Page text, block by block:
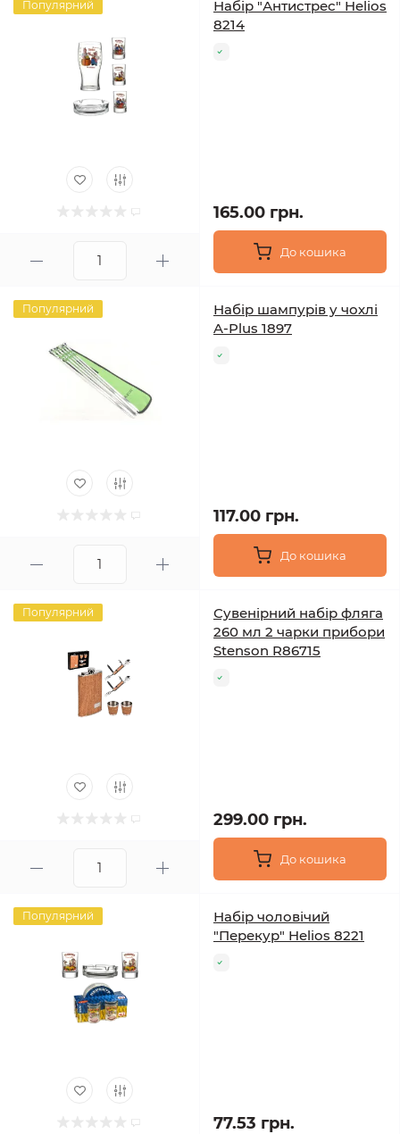
Популярний
Набір "Антистрес" Helios
8214
165.00 грн.
До кошика
Популярний
Набір шампурів у чохлі
A-Plus 1897
117.00 грн.
До кошика
Популярний
Сувенірний набір фляга
260 мл 2 чарки прибори
Stenson R86715
299.00 грн.
До кошика
Популярний
Набір чоловічий
"Перекур" Helios 8221
77.53 грн.